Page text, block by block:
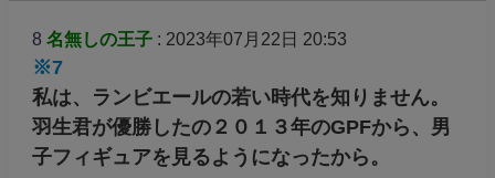
8 名無しの王子: 2023年07月22日 20:53
※7
私は、ランビエールの若い時代を知りません。
羽生君が優勝したの２０１３年のGPFから、男
子フィギュアを見るようになったから。